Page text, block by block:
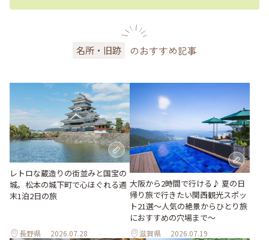
名所・旧跡 のおすすめ記事
レトロな蔵造りの街並みと国宝の
城。松本の城下町で心ほぐれる週
末1泊2日の旅
長野県 2026.07.28
大阪から2時間で行ける♪ 夏の日
帰り旅で行きたい関西観光スポッ
ト21選～人気の絶景からひとり旅
におすすめの穴場まで～
滋賀県 2026.07.19